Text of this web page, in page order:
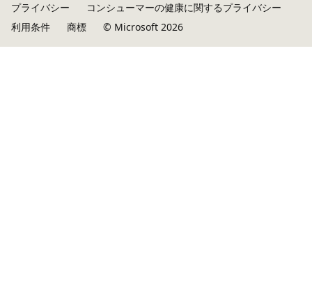
プライバシー
コンシューマーの健康に関するプライバシー
利用条件
商標 © Microsoft 2026